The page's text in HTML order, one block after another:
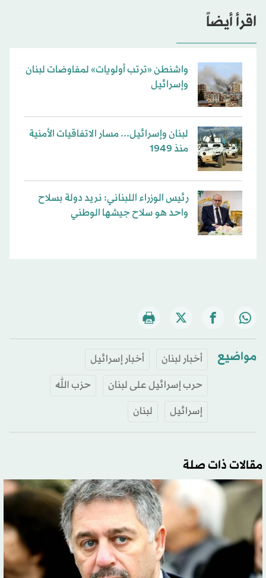
اقرأ أيضاً
واشنطن «ترتب أولويات» لمفاوضات لبنان
وإسرائيل
لبنان وإسرائيل... مسار الاتفاقيات الأمنية
منذ 1949
رئيس الوزراء اللبناني: نريد دولة بسلاح
واحد هو سلاح جيشها الوطني
مواضيع أخبار لبنان
أخبار إسرائيل
حرب إسرائيل على لبنان
حزب الله
إسرائيل
لبنان
مقالات ذات صلة